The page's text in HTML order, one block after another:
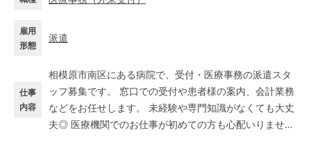
雇用
形態
派遣
仕事
内容
相模原市南区にある病院で、受付・医療事務の派遣スタ
ッフ募集です。 窓口での受付や患者様の案内、会計業務
などをお任せします。 未経験や専門知識がなくても大丈
夫◎ 医療機関でのお仕事が初めての方も心配いりません